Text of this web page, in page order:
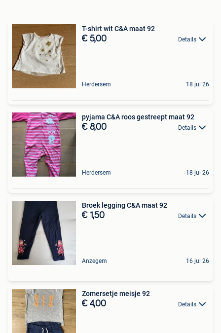
T-shirt wit C&A maat 92
€ 5,00 Details
Herdersem 18 jul 26
pyjama C&A roos gestreept maat 92
€ 8,00 Details
Herdersem 18 jul 26
Broek legging C&A maat 92
€ 1,50 Details
Anzegem 16 jul 26
Zomersetje meisje 92
€ 4,00 Details